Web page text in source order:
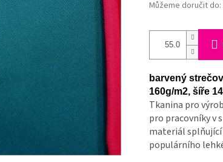
Můžeme doručit do:
barvený
160g/m2, šíře
Tkanina pro
pro pracovníky v
materiál splňující
populárního